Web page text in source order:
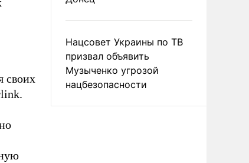
своих
Нацсовет Украины по ТВ
призвал объявить
Музыченко угрозой
нацбезопасности